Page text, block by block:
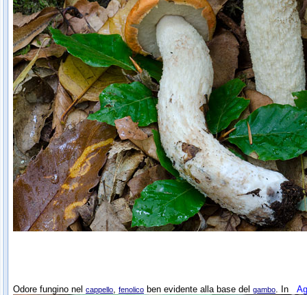
Odore fungino nel cappello, fenolico ben evidente alla base del gambo. In